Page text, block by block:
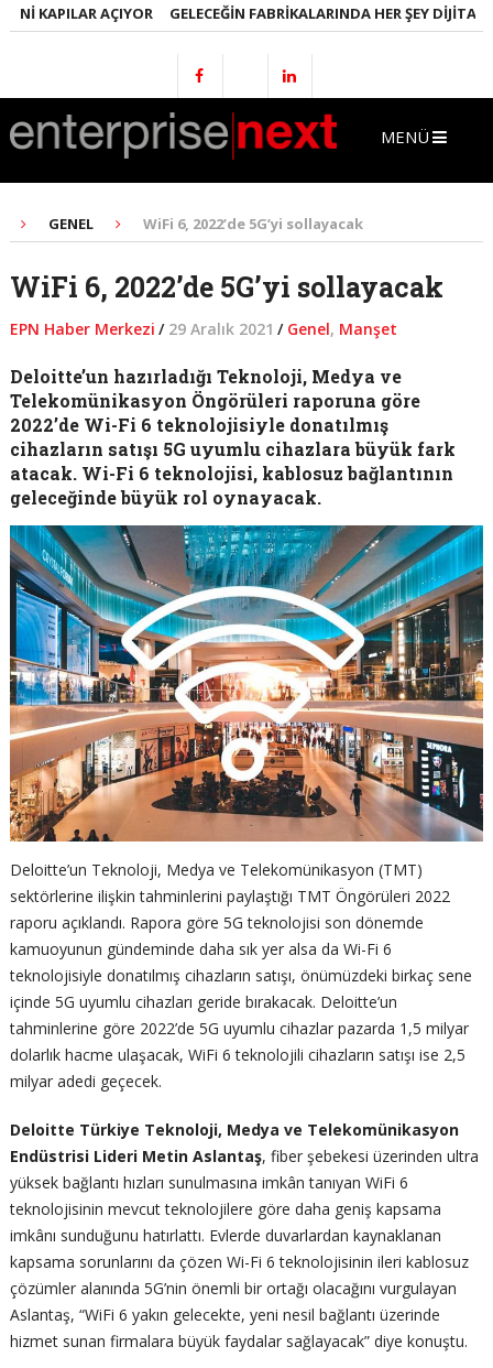
KAPILAR AÇIYOR GELECEĞIN FABRIKALARINDA HER ŞEY DIJITAL
MENÜ
GENEL WiFi 6, 2022’de 5G’yi sollayacak
WiFi 6, 2022’de 5G’yi sollayacak
EPN Haber Merkezi / 29 Aralık 2021 / Genel, Manşet
Deloitte’un hazırladığı Teknoloji, Medya ve
Telekomünikasyon Öngörüleri raporuna göre
2022’de Wi-Fi 6 teknolojisiyle donatılmış
cihazların satışı 5G uyumlu cihazlara büyük fark
atacak. Wi-Fi 6 teknolojisi, kablosuz bağlantının
geleceğinde büyük rol oynayacak.
Deloitte’un Teknoloji, Medya ve Telekomünikasyon (TMT)
sektörlerine ilişkin tahminlerini paylaştığı TMT Öngörüleri 2022
raporu açıklandı. Rapora göre 5G teknolojisi son dönemde
kamuoyunun gündeminde daha sık yer alsa da Wi-Fi 6
teknolojisiyle donatılmış cihazların satışı, önümüzdeki birkaç sene
içinde 5G uyumlu cihazları geride bırakacak. Deloitte’un
tahminlerine göre 2022’de 5G uyumlu cihazlar pazarda 1,5 milyar
dolarlık hacme ulaşacak, WiFi 6 teknolojili cihazların satışı ise 2,5
milyar adedi geçecek.
Deloitte Türkiye Teknoloji, Medya ve Telekomünikasyon
Endüstrisi Lideri Metin Aslantaş, fiber şebekesi üzerinden ultra
yüksek bağlantı hızları sunulmasına imkân tanıyan WiFi 6
teknolojisinin mevcut teknolojilere göre daha geniş kapsama
imkânı sunduğunu hatırlattı. Evlerde duvarlardan kaynaklanan
kapsama sorunlarını da çözen Wi-Fi 6 teknolojisinin ileri kablosuz
çözümler alanında 5G’nin önemli bir ortağı olacağını vurgulayan
Aslantaş, “WiFi 6 yakın gelecekte, yeni nesil bağlantı üzerinde
hizmet sunan firmalara büyük faydalar sağlayacak” diye konuştu.